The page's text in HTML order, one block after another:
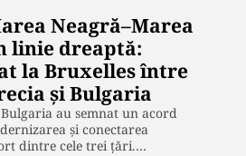
Neagră–Marea
linie dreaptă:
la Bruxelles între
și Bulgaria
au semnat un acord
și conectarea
dintre cele trei țări.…